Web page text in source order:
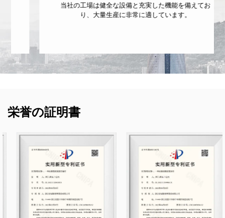
当社の工場は健全な設備と充実した機能を備えてお
り、大量生産に非常に適しています。
栄誉の証明書